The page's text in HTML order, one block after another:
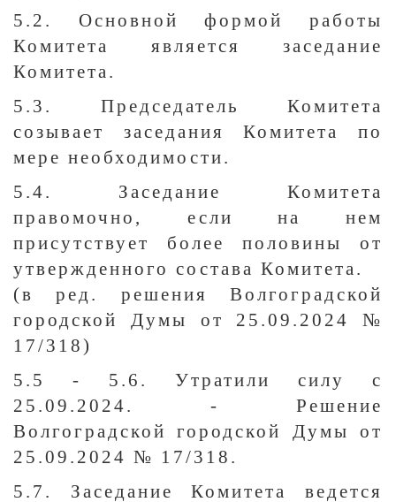
5.2. Основной формой работы
Комитета является заседание
Комитета.
5.3. Председатель Комитета
созывает заседания Комитета по
мере необходимости.
5.4. Заседание Комитета
правомочно, если на нем
присутствует более половины от
утвержденного состава Комитета.
(в ред. решения Волгоградской
городской Думы от 25.09.2024 №
17/318)
5.5 - 5.6. Утратили силу с
25.09.2024. - Решение
Волгоградской городской Думы от
25.09.2024 № 17/318.
5.7. Заседание Комитета ведется